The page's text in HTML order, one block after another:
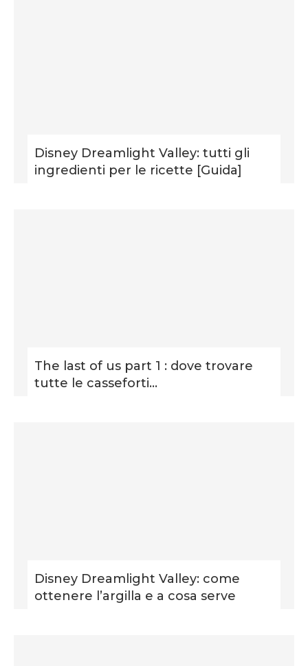
Disney Dreamlight Valley: tutti gli
ingredienti per le ricette [Guida]
The last of us part 1 : dove trovare
tutte le casseforti...
Disney Dreamlight Valley: come
ottenere l’argilla e a cosa serve